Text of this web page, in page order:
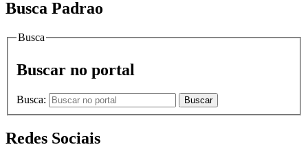
Busca Padrao
Busca
Buscar no portal
Busca: Buscar
Redes Sociais